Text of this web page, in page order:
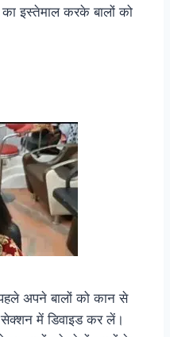
इस्तेमाल करके बालों को
अपने बालों को कान से
में डिवाइड कर लें।